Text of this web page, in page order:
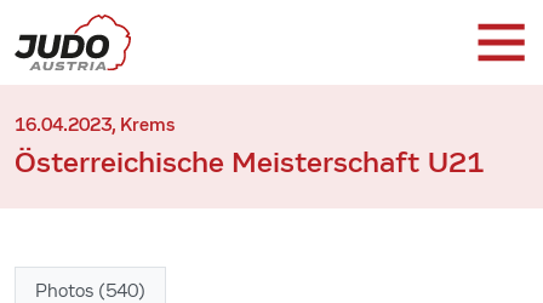
16.04.2023, Krems
Österreichische Meisterschaft U21
Photos (540)